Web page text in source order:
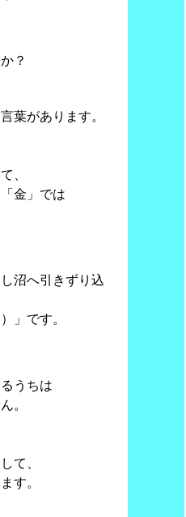
？
葉があります。
、
金」では
沼へ引きずり込
」です。
うちは
。
て、
す。